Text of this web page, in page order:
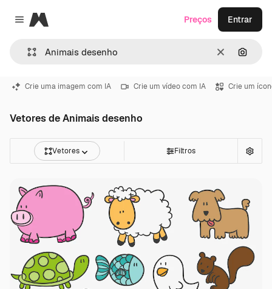
Close menu
Magnific
Limpar
Preços Entrar
Crie uma imagem com IA Crie um vídeo com IA Crie um
Vetores de Animais desenho
Vetores Filtros